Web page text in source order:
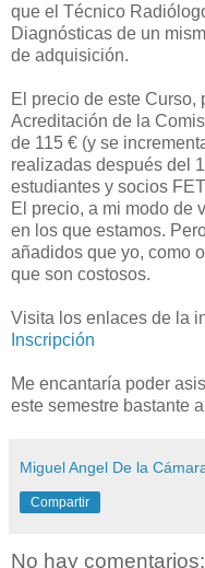
que el Técnico
Diagnósticas de un
de adquisición.
El precio de este Curso,
Acreditación de la
de 115 € (y se
realizadas después del
estudiantes y socios
El precio, a mi modo de
en los que estamos.
añadidos que yo, como
que son costosos.
Visita los enlaces de la
Inscripción
Me encantaría poder
este semestre bastante
Miguel Angel De la
Compartir
No hay comentarios: